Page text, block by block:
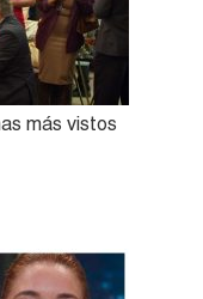
más vistos